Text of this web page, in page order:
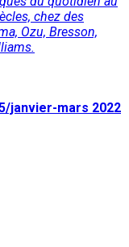
chez des
Ozu, Bresson,
janvier-mars 2022